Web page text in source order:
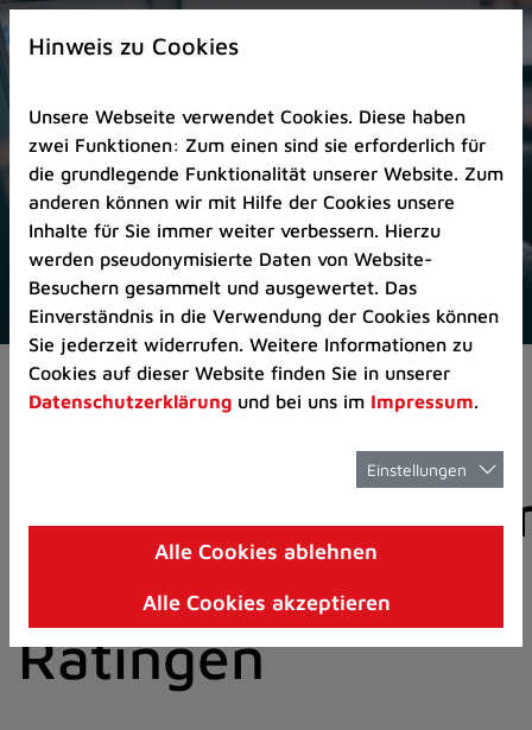
Zur
Startseite
Zum
Seitenanfang
springen
(Schnelltaste
A)
Zur
Navigation/Menü
springen
(Schnelltaste
M)
Zur
8)
I)
Pressemeldungen
der Stadt
Ratingen
Hinweis zu Cookies
Unsere Webseite verwendet Cookies. Diese haben
zwei Funktionen: Zum einen sind sie erforderlich für
die grundlegende Funktionalität unserer Website. Zum
anderen können wir mit Hilfe der Cookies unsere
Inhalte für Sie immer weiter verbessern. Hierzu
werden pseudonymisierte Daten von Website-
Besuchern gesammelt und ausgewertet. Das
Einverständnis in die Verwendung der Cookies können
Sie jederzeit widerrufen. Weitere Informationen zu
Cookies auf dieser Website finden Sie in unserer
Datenschutzerklärung und bei uns im Impressum.
Einstellungen
Alle Cookies ablehnen
Alle Cookies akzeptieren